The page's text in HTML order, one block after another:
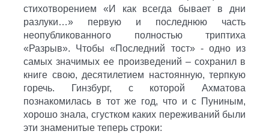
стихотворением «И как всегда бывает в дни
разлуки…» первую и последнюю часть
неопубликованного полностью триптиха
«Разрыв». Чтобы «Последний тост» - одно из
самых значимых ее произведений – сохранил в
книге свою, десятилетием настоянную, терпкую
горечь. Гинзбург, с которой Ахматова
познакомилась в тот же год, что и с Пуниным,
хорошо знала, сгустком каких переживаний были
эти знаменитые теперь строки: